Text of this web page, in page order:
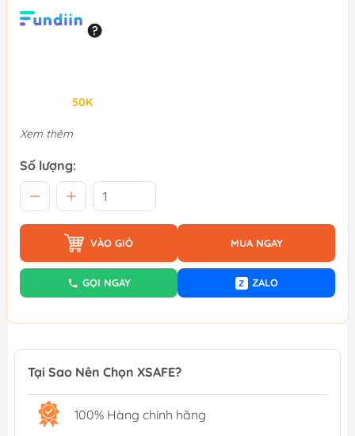
50K
Xem thêm
Số lượng:
VÀO GIỎ MUA NGAY
GỌI NGAY Z ZALO
Tại Sao Nên Chọn XSAFE?
100% Hàng chính hãng